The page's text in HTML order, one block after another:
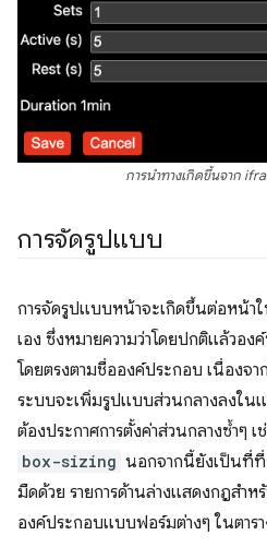
การนำทางเกิดขึ้นจาก
การจัดรูปแบบ
การจัดรูปแบบหน้าจะเกิดขึ้นต่อหน้า
เอง ซึ่งหมายความว่าโดยปกติแล้วอง
โดยตรงตามชื่อองค์ประกอบ เนื่องจ
ระบบจะเพิ่มรูปแบบส่วนกลางลงใน
ต้องประกาศการตั้งค่าส่วนกลางซ้ำๆ เ
box-sizing นอกจากนี้ยังเป็นที่
มืดด้วย รายการด้านล่างแสดงกฎสำห
องค์ประกอบแบบฟอร์มต่างๆ ในตาร